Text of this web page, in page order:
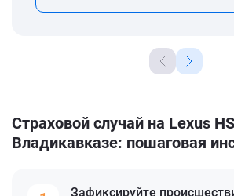
Страховой случай на Lexus
Владикавказе: пошаговая
Зафиксируйте